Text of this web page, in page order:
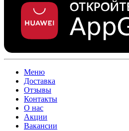
Меню
Доставка
Отзывы
Контакты
О нас
Акции
Вакансии